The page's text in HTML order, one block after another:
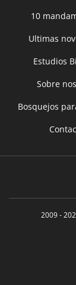
10
Ultimas
Estudios
Sobre
Bosquejos
2009 -